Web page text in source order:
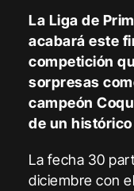
La Liga de
acabará este
competición
sorpresas
campeón
de un
La fecha 30
diciembre con